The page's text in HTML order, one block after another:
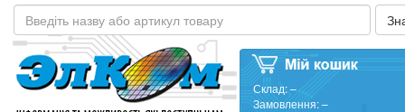
Склад:–
Замовлення:–